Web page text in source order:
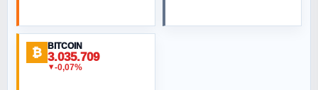
ORHAN KILIÇOĞLU
Fahişeye beyinli bir müstevli alçağına
₿ BITCOIN
3.035.709
▼-0,07%